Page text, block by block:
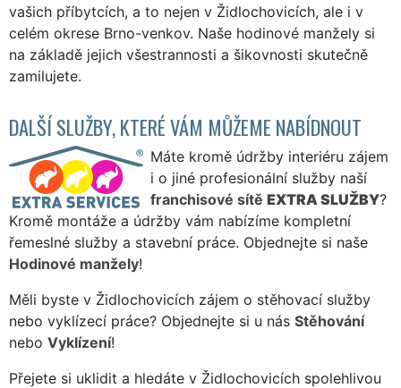
vašich příbytcích, a to nejen v Židlochovicích, ale i v
celém okrese Brno-venkov. Naše hodinové manžely si
na základě jejich všestrannosti a šikovnosti skutečně
zamilujete.
DALŠÍ SLUŽBY, KTERÉ VÁM MŮŽEME NABÍDNOUT
Máte kromě údržby interiéru zájem
i o jiné profesionální služby naší
franchisové sítě EXTRA SLUŽBY?
Kromě montáže a údržby vám nabízíme kompletní
řemeslné služby a stavební práce. Objednejte si naše
Hodinové manžely!
Měli byste v Židlochovicích zájem o stěhovací služby
nebo vyklízecí práce? Objednejte si u nás Stěhování
nebo Vyklízení!
Přejete si uklidit a hledáte v Židlochovicích spolehlivou